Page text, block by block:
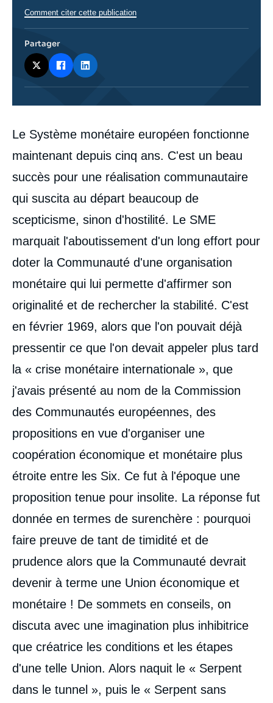
Corps
analyses
Le Système monétaire européen fonctionne
maintenant depuis cinq ans. C'est un beau
succès pour une réalisation communautaire
qui suscita au départ beaucoup de
scepticisme, sinon d'hostilité. Le SME
marquait l'aboutissement d'un long effort pour
doter la Communauté d'une organisation
monétaire qui lui permette d'affirmer son
originalité et de rechercher la stabilité. C'est
en février 1969, alors que l'on pouvait déjà
pressentir ce que l'on devait appeler plus tard
la « crise monétaire internationale », que
j'avais présenté au nom de la Commission
des Communautés européennes, des
propositions en vue d'organiser une
coopération économique et monétaire plus
étroite entre les Six. Ce fut à l'époque une
proposition tenue pour insolite. La réponse fut
donnée en termes de surenchère : pourquoi
faire preuve de tant de timidité et de
prudence alors que la Communauté devrait
devenir à terme une Union économique et
monétaire ! De sommets en conseils, on
discuta avec une imagination plus inhibitrice
que créatrice les conditions et les étapes
d'une telle Union. Alors naquit le « Serpent
dans le tunnel », puis le « Serpent sans
Comment citer cette publication
Partager